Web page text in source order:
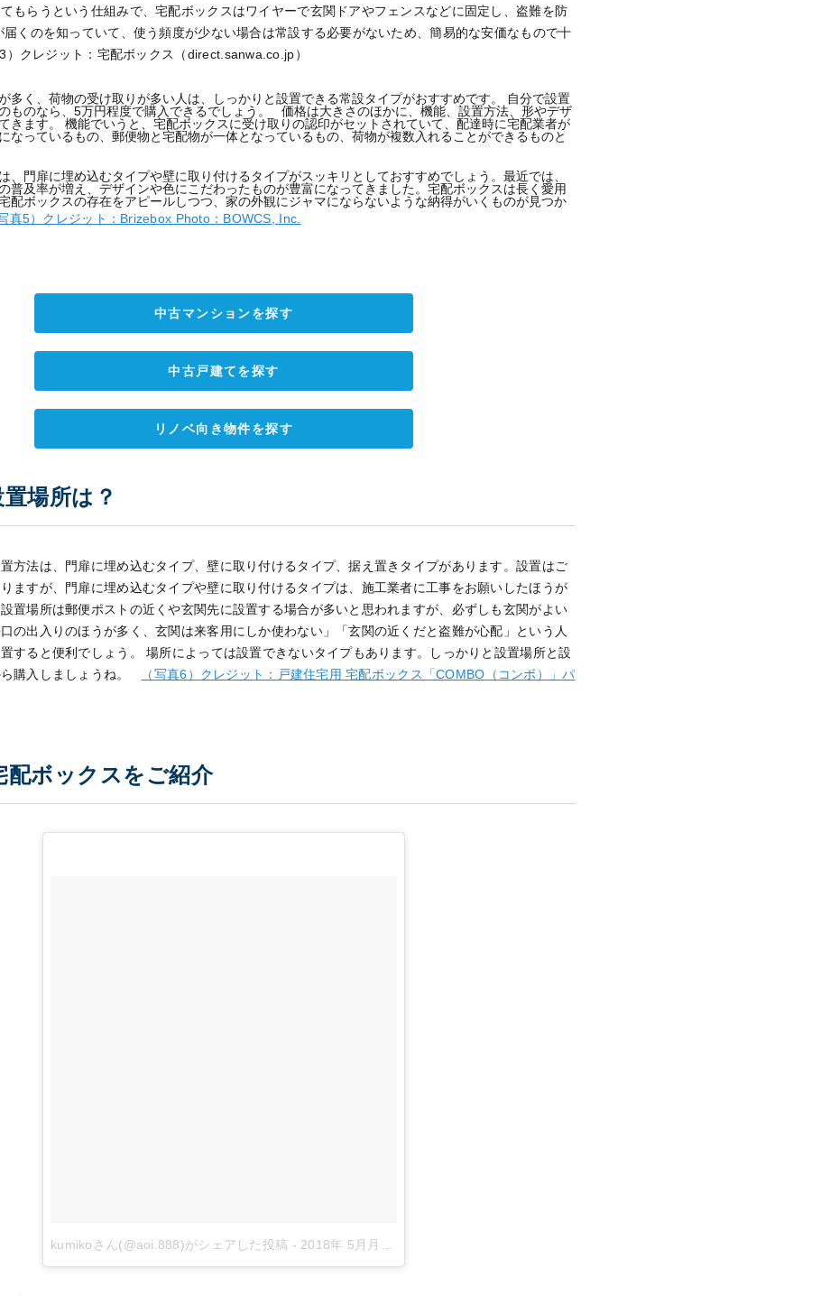
もらうという仕組みで、宅配ボックスはワイヤーで玄関ドアやフェンスなどに固定し、盗難を防
届くのを知っていて、使う頻度が少ない場合は常設する必要がないため、簡易的な安価なもので十
3）クレジット：宅配ボックス（direct.sanwa.co.jp）
多く、荷物の受け取りが多い人は、しっかりと設置できる常設タイプがおすすめです。
自分で設置
ものなら、5万円程度で購入できるでしょう。
価格は大きさのほかに、機能、設置方法、形やデザ
きます。
機能でいうと、宅配ボックスに受け取りの認印がセットされていて、配達時に宅配業者が
なっているもの、郵便物と宅配物が一体となっているもの、荷物が複数入れることができるものと
、門扉に埋め込むタイプや壁に取り付けるタイプがスッキリとしておすすめでしょう。 最近では、
普及率が増え、デザインや色にこだわったものが豊富になってきました。 宅配ボックスは長く愛用
配ボックスの存在をアピールしつつ、家の外観にジャマにならないような納得がいくものが見つか
写真5）クレジット：Brizebox Photo：BOWCS, Inc.
中古マンションを探す
中古戸建てを探す
リノベ向き物件を探す
場所は？
方法は、門扉に埋め込むタイプ、壁に取り付けるタイプ、据え置きタイプがあります。設置はご
ますが、門扉に埋め込むタイプや壁に取り付けるタイプは、施工業者に工事をお願いしたほうが
設置場所は郵便ポストの近くや玄関先に設置する場合が多いと思われますが、必ずしも玄関がよい
の出入りのほうが多く、玄関は来客用にしか使わない」「玄関の近くだと盗難が心配」という人
すると便利でしょう。
場所によっては設置できないタイプもあります。しっかりと設置場所と設
購入しましょうね。
（写真6）クレジット：戸建住宅用 宅配ボックス「COMBO（コンボ）」パ
配ボックスをご紹介
kumikoさん(@aoi.888)がシェアした投稿 - 2018年 5月月28日午後11時00分PDT